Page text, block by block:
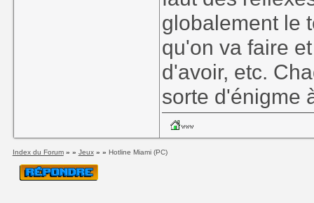
globalement le
qu'on va faire
d'avoir, etc.
sorte d'énigme
Index du Forum» » Jeux» » Hotline Miami (PC)